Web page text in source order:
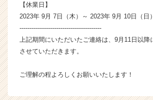
就
イ
チ
【休業日】
2023年 9月 7日（木）～ 2023年 9月 10日（日）
------------------------------------------
上記期間にいただいたご連絡は、9月11日以降
させていただきます。
ご理解の程よろしくお願いいたします！